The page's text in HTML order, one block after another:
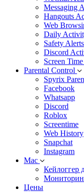
Messaging
Hangouts
Web
Daily
Safety Alerts
Discord
Screen
Parental Control
Spyrix
Facebook
Whatsapp
Discord
Roblox
Screentime
Web History
Snapchat
Instagram
Mac
Кейлоггер
Цены